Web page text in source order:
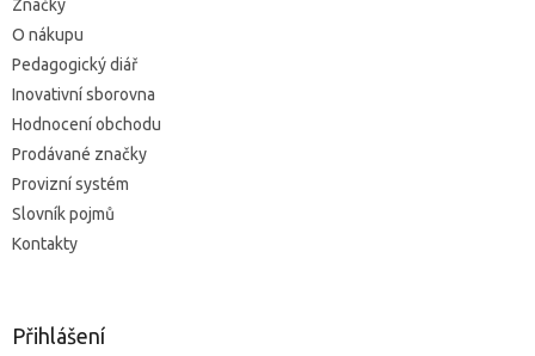
Značky
O nákupu
Pedagogický diář
Inovativní sborovna
Hodnocení obchodu
Prodávané značky
Provizní systém
Slovník pojmů
Kontakty
Přihlášení